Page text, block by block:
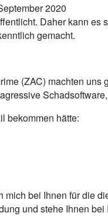
2020
Daher kann es
gemacht.
(ZAC) machten
bekommen hätte:
bei Ihnen für die
und stehe Ihnen